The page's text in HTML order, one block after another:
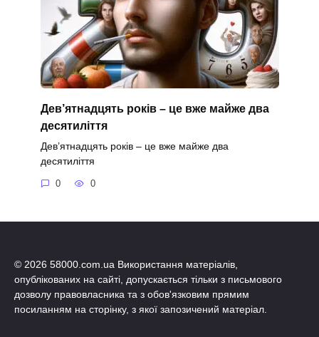
Дев’ятнадцять років – це вже майже два
десятиліття
Дев’ятнадцять років – це вже майже два
десятиліття
0 0
© 2026 58000.com.ua Використання матеріалів,
опублікованих на сайті, допускається тільки з письмового
дозволу правовласника та з обов'язковим прямим
посиланням на сторінку, з якої запозичений матеріал.